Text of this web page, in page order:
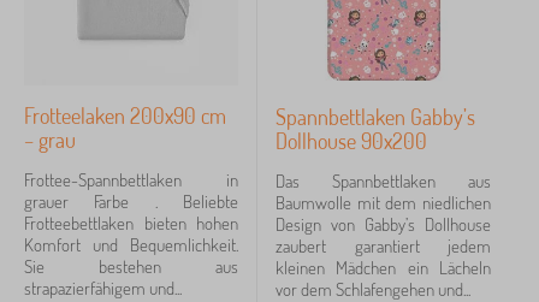
Frotteelaken 200x90 cm
– grau
Frottee-Spannbettlaken in
grauer Farbe . Beliebte
Frotteebettlaken bieten hohen
Komfort und Bequemlichkeit.
Sie bestehen aus
strapazierfähigem und...
Spannbettlaken Gabby’s
Dollhouse 90x200
Das Spannbettlaken aus
Baumwolle mit dem niedlichen
Design von Gabby’s Dollhouse
zaubert garantiert jedem
kleinen Mädchen ein Lächeln
vor dem Schlafengehen und...